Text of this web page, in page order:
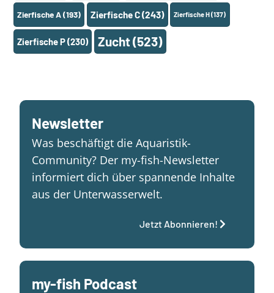
Zierfische A(193) Zierfische C(243) Zierfische H(137)
Zierfische P(230) Zucht(523)
Newsletter
Was beschäftigt die Aquaristik-
Community? Der my-fish-Newsletter
informiert dich über spannende Inhalte
aus der Unterwasserwelt.
Jetzt Abonnieren!
my-fish Podcast